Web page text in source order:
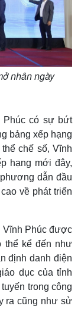
nhân ngày
Phúc có sự bứt
bảng xếp hạng
chế số, Vĩnh
hạng mới đây,
dẫn đầu
về phát triển
Vĩnh Phúc được
thể kể đến như
định danh điện
dục của tỉnh
trong công
ra cũng như sử